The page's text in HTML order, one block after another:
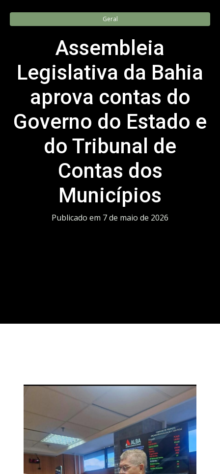
Geral
Assembleia
Legislativa da Bahia
aprova contas do
Governo do Estado e
do Tribunal de
Contas dos
Municípios
Publicado em 7 de maio de 2026